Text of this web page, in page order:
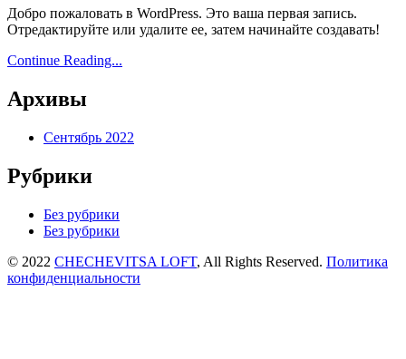
Добро пожаловать в WordPress. Это ваша первая запись.
Отредактируйте или удалите ее, затем начинайте создавать!
Continue Reading...
Архивы
Сентябрь 2022
Рубрики
Без рубрики
Без рубрики
© 2022 CHECHEVITSA LOFT, All Rights Reserved. Политика
конфиденциальности